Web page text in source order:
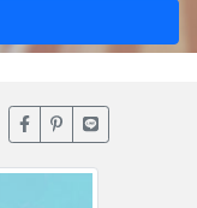
臉書分享(另開新視窗)
噗浪分享(另開新
Line分享(另